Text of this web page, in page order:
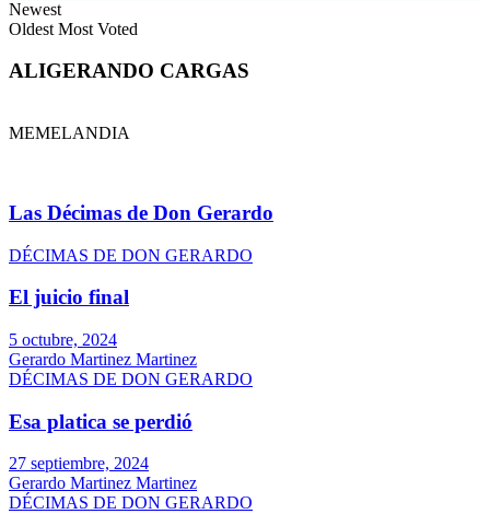
Newest
Oldest Most Voted
ALIGERANDO CARGAS
MEMELANDIA
Las Décimas de Don Gerardo
DÉCIMAS DE DON GERARDO
El juicio final
5 octubre, 2024
Gerardo Martinez Martinez
DÉCIMAS DE DON GERARDO
Esa platica se perdió
27 septiembre, 2024
Gerardo Martinez Martinez
DÉCIMAS DE DON GERARDO